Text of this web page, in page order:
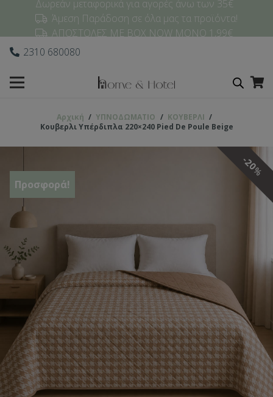
Δωρεάν μεταφορικά για αγορές άνω των 35€
Άμεση Παράδοση σε όλα μας τα προϊόντα!
ΑΠΟΣΤΟΛΕΣ ΜΕ BOX NOW ΜΟΝΟ 1,99€
2310 680080
Αρχική / ΥΠΝΟΔΩΜΑΤΙO / ΚΟΥΒΕΡΛΙ /
Κουβερλι Υπέρδιπλα 220×240 Pied De Poule Beige
Προσφορά!
%
20